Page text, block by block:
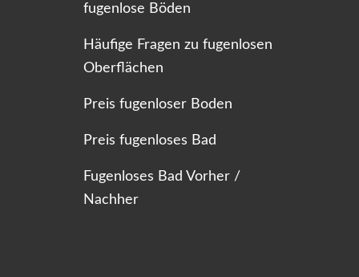
fugenlose Böden
Häufige Fragen zu fugenlosen
Oberflächen
Preis fugenloser Boden
Preis fugenloses Bad
Fugenloses Bad Vorher /
Nachher